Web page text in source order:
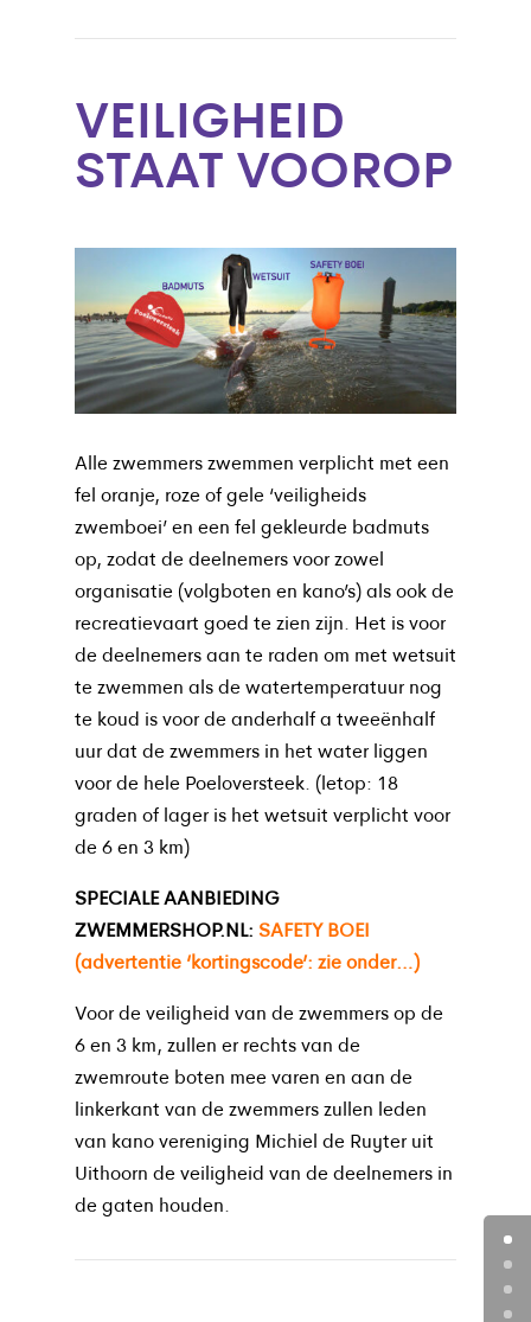
VEILIGHEID
STAAT VOOROP
Alle zwemmers zwemmen verplicht met een
fel oranje, roze of gele ‘veiligheids
zwemboei’ en een fel gekleurde badmuts
op, zodat de deelnemers voor zowel
organisatie (volgboten en kano’s) als ook de
recreatievaart goed te zien zijn. Het is voor
de deelnemers aan te raden om met wetsuit
te zwemmen als de watertemperatuur nog
te koud is voor de anderhalf a tweeënhalf
uur dat de zwemmers in het water liggen
voor de hele Poeloversteek. (letop: 18
graden of lager is het wetsuit verplicht voor
de 6 en 3 km)
SPECIALE AANBIEDING
ZWEMMERSHOP.NL: SAFETY BOEI
(advertentie ‘kortingscode’: zie onder…)
Voor de veiligheid van de zwemmers op de
6 en 3 km, zullen er rechts van de
zwemroute boten mee varen en aan de
linkerkant van de zwemmers zullen leden
van kano vereniging Michiel de Ruyter uit
Uithoorn de veiligheid van de deelnemers in
de gaten houden.